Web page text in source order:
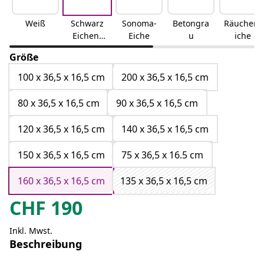
Weiß
Schwarz
Eichen-
Optik
Sonoma-
Eiche
Betongra
u
Räuchere
iche
Größe
100 x 36,5 x 16,5 cm
200 x 36,5 x 16,5 cm
80 x 36,5 x 16,5 cm
90 x 36,5 x 16,5 cm
120 x 36,5 x 16,5 cm
140 x 36,5 x 16,5 cm
150 x 36,5 x 16,5 cm
75 x 36,5 x 16.5 cm
160 x 36,5 x 16,5 cm
135 x 36,5 x 16,5 cm
CHF 190
Inkl. Mwst.
Beschreibung